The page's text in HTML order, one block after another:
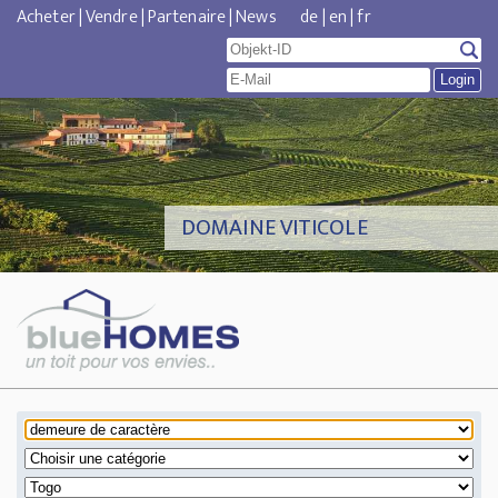
Acheter|Vendre|Partenaire|News de|en|fr
DOMAINE VITICOLE